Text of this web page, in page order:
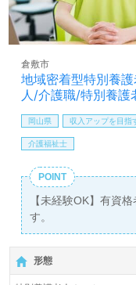
護】＊求人情報収集
LINE、メール、お電
相談可能です。転職
料サービスをご利用
あり！＞"転職支援"
せお待ちしておりま
地域密着型特別養
人/介護職/特別養護
倉敷市
岡山県 収入アップを目指
介護福祉士
POINT
【未経験OK】有資
す。
夜勤手当（7,000円/
マイカー通勤OKな
資格支援制度を使い
形態